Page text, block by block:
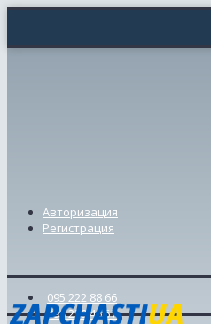
Авторизация
Регистрация
095 222 88 66
098 239 46 57